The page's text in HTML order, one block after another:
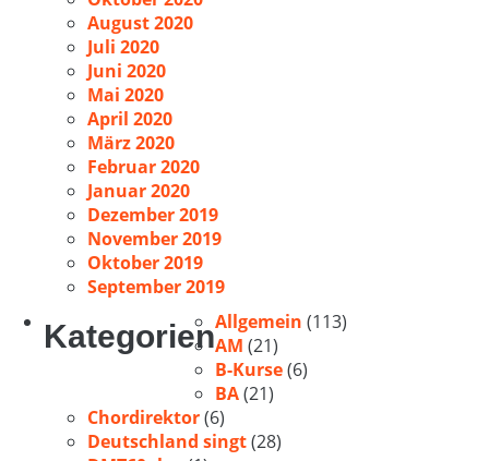
August 2020
Juli 2020
Juni 2020
Mai 2020
April 2020
März 2020
Februar 2020
Januar 2020
Dezember 2019
November 2019
Oktober 2019
September 2019
KategorienAllgemein (113)
AM (21)
B-Kurse(6)
BA(21)
Chordirektor(6)
Deutschland singt(28)